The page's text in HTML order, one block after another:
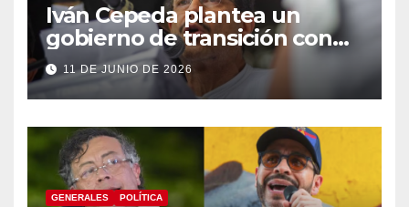
Iván Cepeda plantea un
gobierno de transición con
énfasis en el empalme
institucional y una eventual
constituyente
11 DE JUNIO DE 2026
GENERALES POLÍTICA